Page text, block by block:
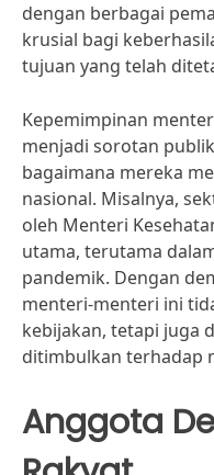
dengan berbagai
krusial bagi
tujuan yang telah
Kepemimpinan
menjadi sorotan
bagaimana mereka
nasional. Misalnya,
oleh Menteri
utama, terutama
pandemik. Dengan
menteri-menteri ini
kebijakan, tetapi juga
ditimbulkan terhadap
Anggota